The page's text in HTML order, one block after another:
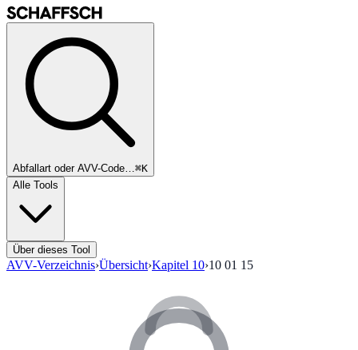
Abfallart oder AVV-Code…⌘K
Alle Tools
Über dieses Tool
AVV-Verzeichnis›Übersicht›Kapitel 10›10 01 15